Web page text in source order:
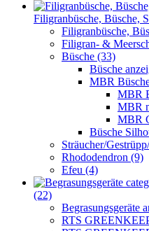
Filigranbüsche, Büsche,
Filigranbüsche,
Filigran- &
Büsche (33)
Büsche
MBR
MBR
MBR
MBR
Büsche
Sträucher/
Rhododendron (9)
Efeu (4)
(22)
Begrasungsgeräte
RTS